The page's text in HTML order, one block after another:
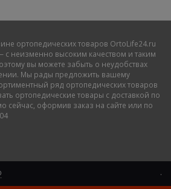
ортопедических товаров OrtoLife24.ru
с неизменно высоким качеством и таким
вы можете забыть о неудобствах
Мы рады предложить вашему
ряд ортопедических товаров
ортопедические товары с доставкой по
сейчас, оформив заказ на сайте или по
.